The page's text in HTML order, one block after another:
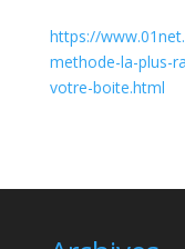
https://
methode-la-plus-
votre-boite.html